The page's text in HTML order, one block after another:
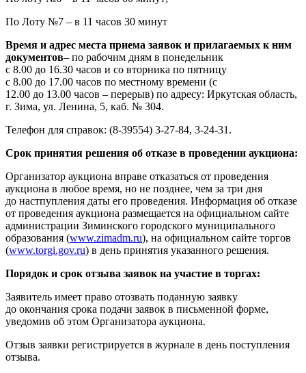
По Лоту №7 – в 11 часов 30 минут
Время и адрес места приема заявок и прилагаемых к ним
документов– по рабочим дням в понедельник
с 8.00 до 16.30 часов и со вторника по пятницу
с 8.00 до 17.00 часов по местному времени (с
12.00 до 13.00 часов – перерыв) по адресу: Иркутская область,
г. Зима, ул. Ленина, 5, каб. № 304.
Телефон для справок: (8-39554) 3-27-84, 3-24-31.
Срок принятия решения об отказе в проведении аукциона:
Организатор аукциона вправе отказаться от проведения
аукциона в любое время, но не позднее, чем за три дня
до настпупления даты его проведения. Информация об отказе
от проведения аукциона размещается на официальном сайте
администрации Зиминского городского муниципального
образования (www.zimadm.ru), на официальном сайте торгов
(www.torgi.gov.ru) в день принятия указанного решения.
Порядок и срок отзыва заявок на участие в торгах:
Заявитель имеет право отозвать поданную заявку
до окончания срока подачи заявок в письменной форме,
уведомив об этом Организатора аукциона.
Отзыв заявки регистрируется в журнале в день поступления
отзыва.